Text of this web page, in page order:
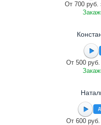
От 700 руб.
От 500
От 600